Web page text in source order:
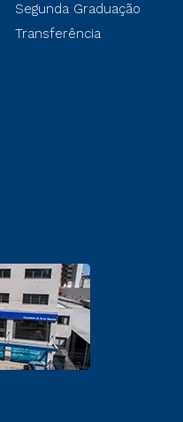
Segunda Graduação
Transferência